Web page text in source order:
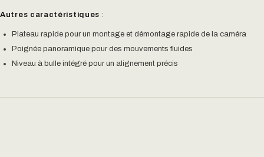
Autres caractéristiques :
Plateau rapide pour un montage et démontage rapide de la caméra
Poignée panoramique pour des mouvements fluides
Niveau à bulle intégré pour un alignement précis